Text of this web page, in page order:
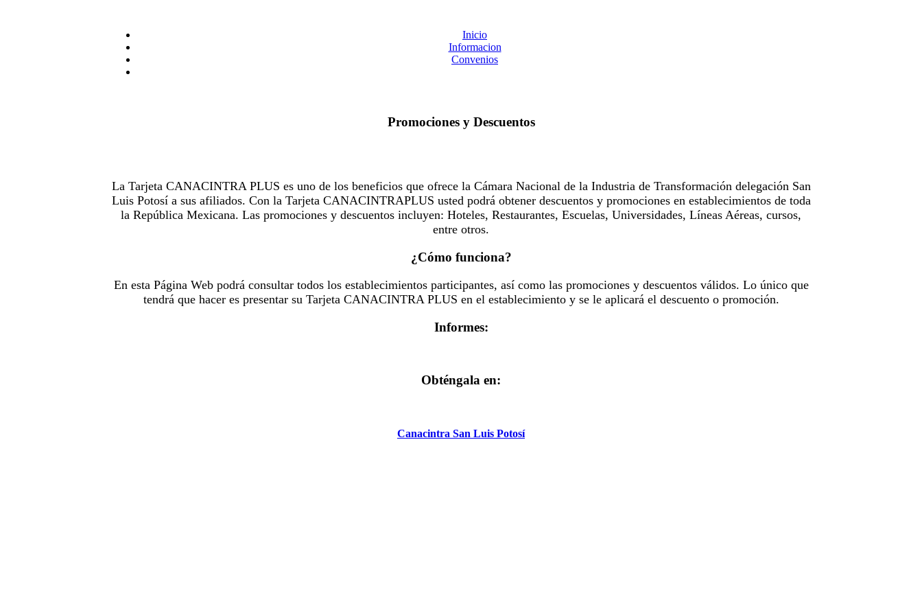
Inicio
Informacion
Convenios
Promociones y Descuentos
La Tarjeta CANACINTRA PLUS es uno de los beneficios que ofrece la Cámara Nacional de la Industria de Transformación delegación San
Luis Potosí a sus afiliados. Con la Tarjeta CANACINTRAPLUS usted podrá obtener descuentos y promociones en establecimientos de toda
la República Mexicana. Las promociones y descuentos incluyen: Hoteles, Restaurantes, Escuelas, Universidades, Líneas Aéreas, cursos,
entre otros.
¿Cómo funciona?
En esta Página Web podrá consultar todos los establecimientos participantes, así como las promociones y descuentos válidos. Lo único que
tendrá que hacer es presentar su Tarjeta CANACINTRA PLUS en el establecimiento y se le aplicará el descuento o promoción.
Informes:
Obténgala en:
Canacintra San Luis Potosí